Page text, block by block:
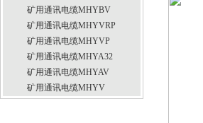
矿用通讯电缆MHYBV
矿用通讯电缆MHYVRP
矿用通讯电缆MHYVP
矿用通讯电缆MHYA32
矿用通讯电缆MHYAV
矿用通讯电缆MHYV